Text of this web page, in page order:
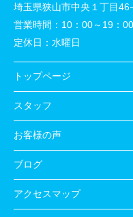
埼玉県狭山市中央１丁目
営業時間： 10：00～19：00
定休日： 水曜日
トップページ
スタッフ
お客様の声
ブログ
アクセスマップ